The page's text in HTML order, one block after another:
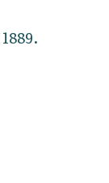
1889.